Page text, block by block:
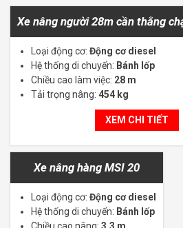
Xe nâng người 28m cần thằng
Loại động cơ: Động cơ diesel
Hệ thống di chuyển: Bánh lốp
Chiều cao làm việc: 28 m
Tải trọng nâng: 454 kg
XEM CHI TIẾT
Xe nâng hàng MSI 20
Loại động cơ: Động cơ diesel
Hệ thống di chuyển: Bánh lốp